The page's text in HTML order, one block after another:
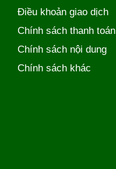
Điều khoản giao dịch
Chính sách thanh toán
Chính sách nội dung
Chính sách khác